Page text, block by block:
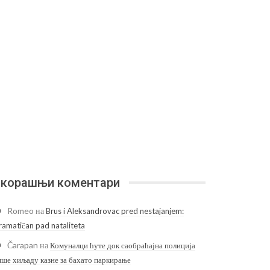
коментари
Romeo наBrus i Aleksandrovac pred nestajanjem:
pad nataliteta
Čarapan наКомуналци ћуте док саобраћајна полиција
хиљаду казне за бахато паркирање